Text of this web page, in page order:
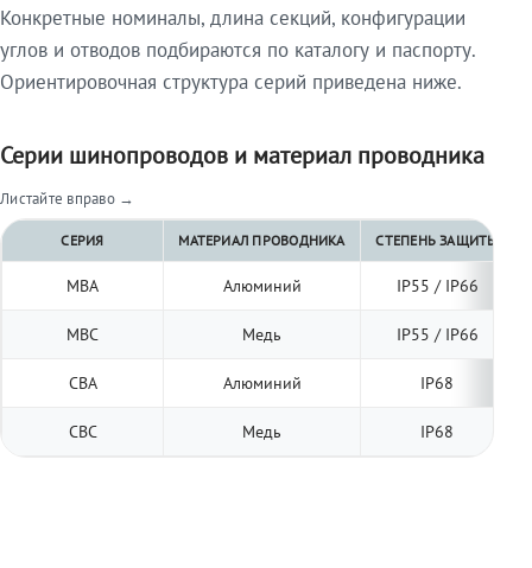
Конкретные номиналы, длина секций, конфигурации
углов и отводов подбираются по каталогу и паспорту.
Ориентировочная структура серий приведена ниже.
Серии шинопроводов и материал проводника
Листайте вправо →
СЕРИЯ МАТЕРИАЛ ПРОВОДНИКА СТЕПЕНЬ ЗАЩИТЫ
МВА Алюминий IP55 / IP66
МВС Медь IP55 / IP66
СВА Алюминий IP68
СВС Медь IP68